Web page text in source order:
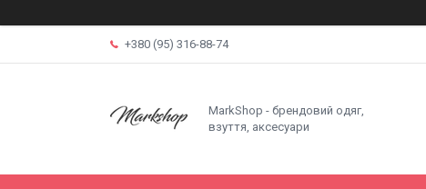
+380 (95) 316-88-74
MarkShop - брендовий одяг,
взуття, аксесуари